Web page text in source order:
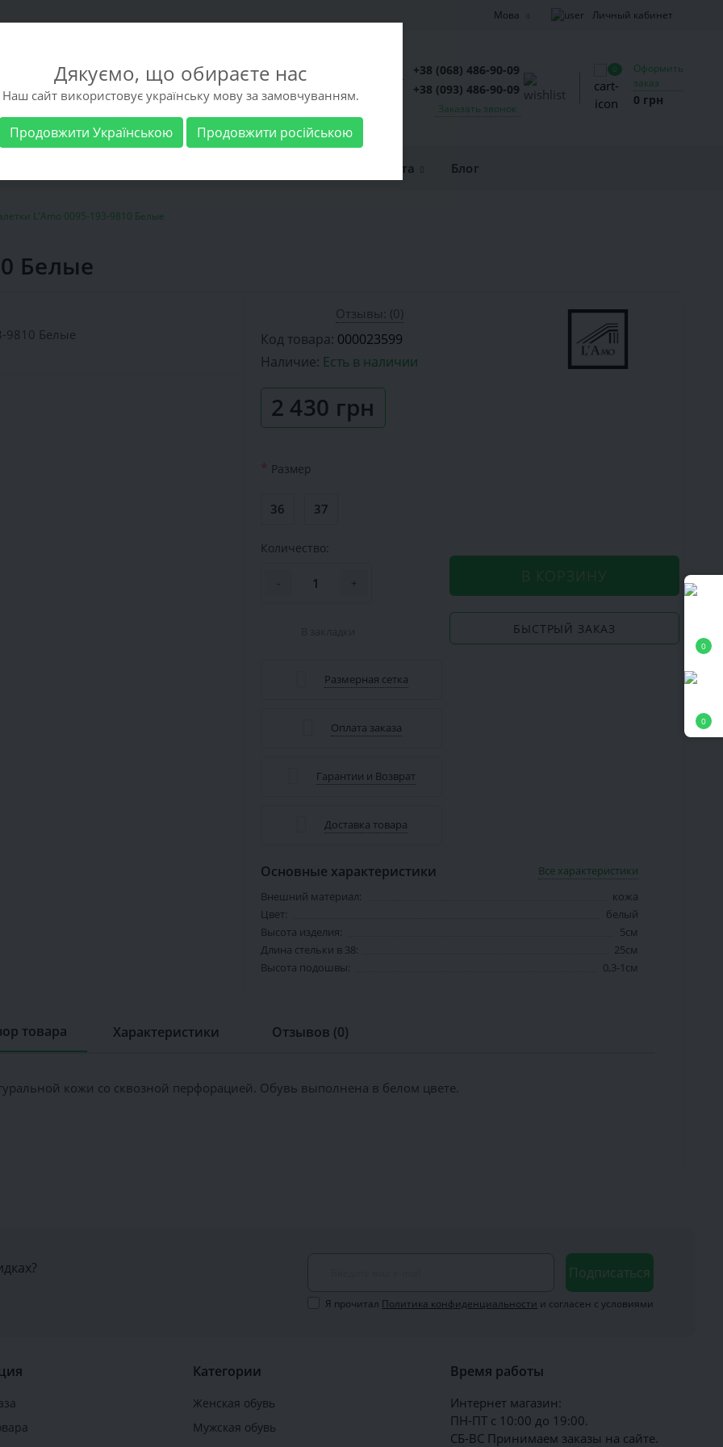
0
0
Мова Личный кабинет
+38 (068) 486-90-09
+38 (093) 486-90-09
Заказать звонок
0
Оформить
заказ
0 грн
Доставка и оплата Блог
L'Amo 0095-193-9810 Белые
Белые
Отзывы: (0)
Код товара: 000023599
Наличие: Есть в наличии
2 430 грн
* Размер
36 37
Количество:
- + В КОРЗИНУ
БЫСТРЫЙ ЗАКАЗ
Размерная сетка
Оплата заказа
Гарантии и Возврат
Доставка товара
Основные характеристики
Все характеристики
Внешний материал:
кожа
Цвет:
белый
Высота изделия:
5см
Длина стельки в 38:
25см
Высота подошвы:
0,3-1см
товара Характеристики Отзывов (0)
кожи со сквозной перфорацией. Обувь выполнена в белом цвете.
Подписаться
Я прочитал Политика конфиденциальности и согласен с условиями
Категории
Женская обувь
Мужская обувь
Время работы
Интернет магазин:
ПН-ПТ с 10:00 до 19:00.
СБ-ВС Принимаем заказы на сайте.
Дякуємо, що обираєте нас
Наш сайт використовує українську мову за замовчуванням.
Продовжити Українською Продовжити російською